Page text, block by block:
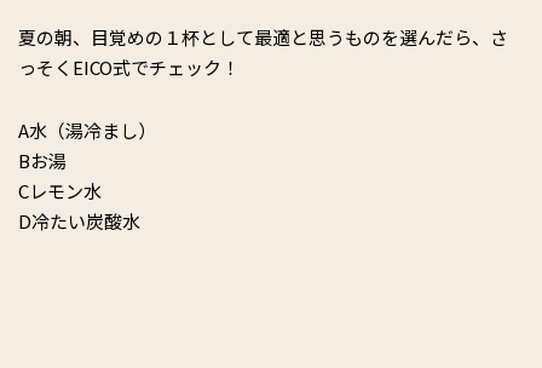
夏の朝、目覚めの１杯として最適と思うものを選んだら、さ
っそくEICO式でチェック！
A水（湯冷まし）
Bお湯
Cレモン水
D冷たい炭酸水